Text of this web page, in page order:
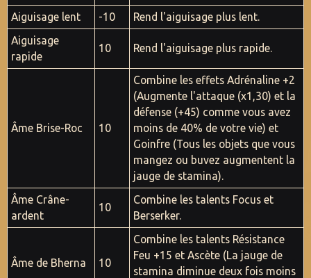
Aiguisage lent
-10
Rend l'aiguisage plus lent.
Aiguisage
rapide
10 Rend l'aiguisage plus rapide.
Âme Brise-Roc 10
Combine les effets Adrénaline +2
(Augmente l'attaque (x1,30) et la
défense (+45) comme vous avez
moins de 40% de votre vie) et
Goinfre (Tous les objets que vous
mangez ou buvez augmentent la
jauge de stamina).
Âme Crâne-
ardent
10
Combine les talents Focus et
Berserker.
Âme de Bherna 10
Combine les talents Résistance
Feu +15 et Ascète (La jauge de
stamina diminue deux fois moins